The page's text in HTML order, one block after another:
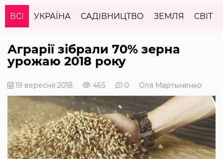
ВСІ УКРАЇНА САДІВНИЦТВО ЗЕМЛЯ СВІТ
Аграрії зібрали 70% зерна
урожаю 2018 року
19 вересня 2018 465 0 Оля Мартыненко